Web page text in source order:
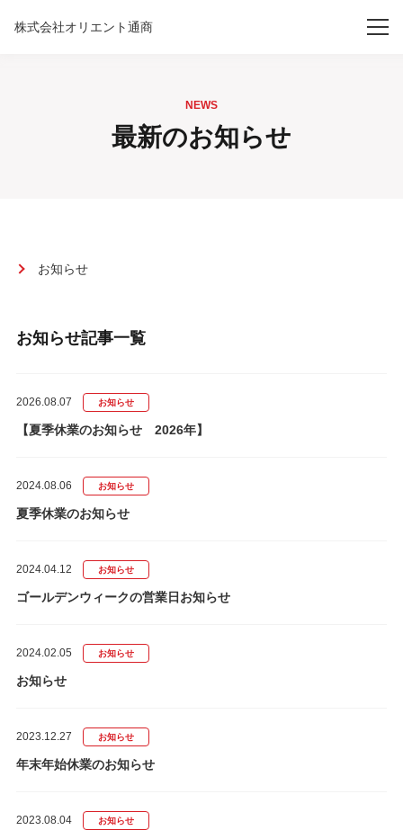
株式会社オリエント通商
NEWS
最新のお知らせ
お知らせ
お知らせ記事一覧
2026.08.07 お知らせ
【夏季休業のお知らせ 2026年】
2024.08.06 お知らせ
夏季休業のお知らせ
2024.04.12 お知らせ
ゴールデンウィークの営業日お知らせ
2024.02.05 お知らせ
お知らせ
2023.12.27 お知らせ
年末年始休業のお知らせ
2023.08.04 お知らせ